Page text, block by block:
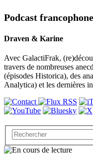
Podcast
Draven & Karine
Avec GalactiFrak,
travers de nombreuses
(épisodes Historica), des
Analytica) et les dernières